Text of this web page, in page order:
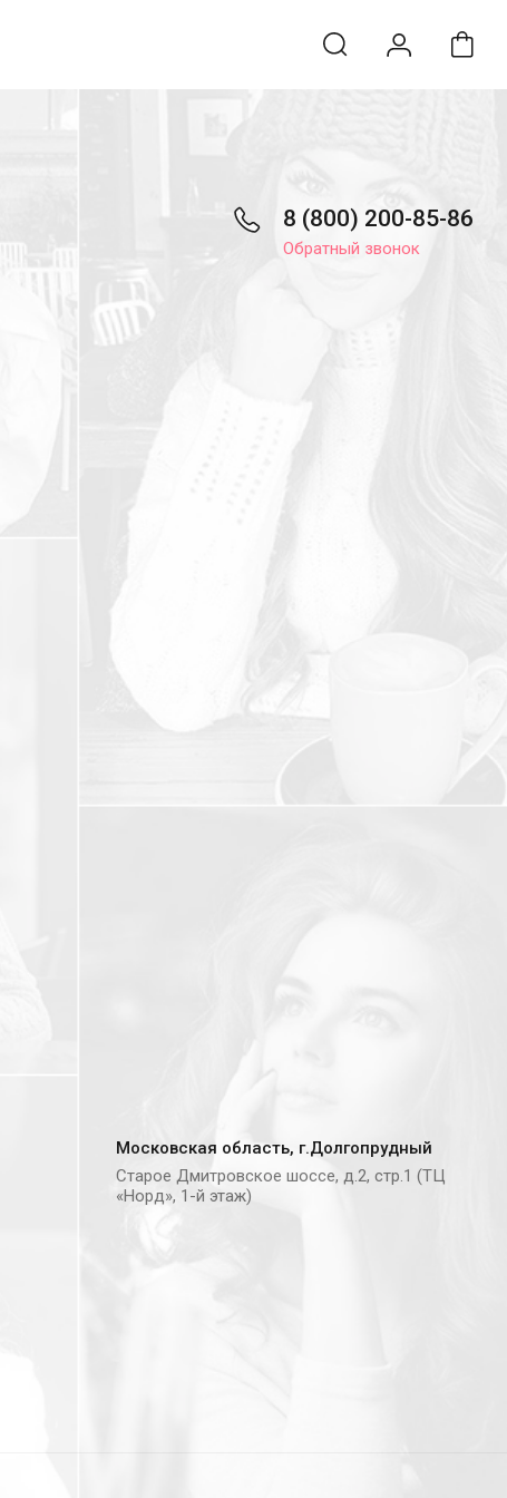
8 (800) 200-85-86
Обратный звонок
Московская область, г.Долгопрудный
Старое Дмитровское шоссе, д.2, стр.1 (ТЦ
«Норд», 1-й этаж)